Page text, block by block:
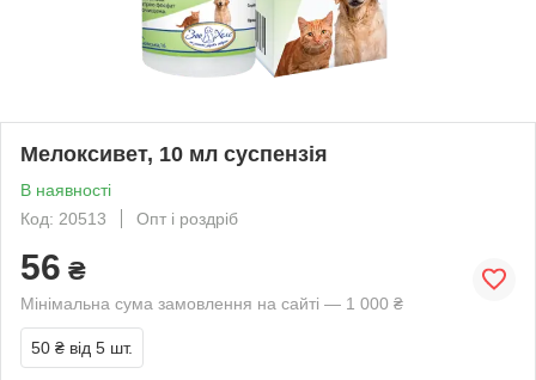
Мелоксивет, 10 мл суспензія
В наявності
Код: 20513
Опт і роздріб
56 ₴
Мінімальна сума замовлення на сайті — 1 000 ₴
50 ₴ від 5 шт.